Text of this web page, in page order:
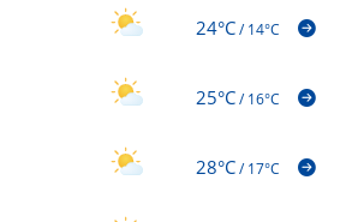
24°C/14°C
25°C/16°C
28°C/17°C